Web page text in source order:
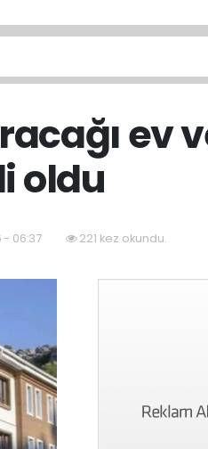
ev
oldu
- 06:37 221 kez okundu.